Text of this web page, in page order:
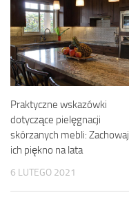
Praktyczne wskazówki
dotyczące pielęgnacji
skórzanych mebli: Zachowaj
ich piękno na lata
6 LUTEGO 2021